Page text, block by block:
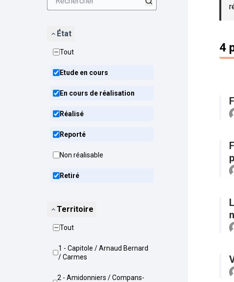
État
Tout
Etude en cours
En cours de réalisation
Réalisé
Reporté
Non réalisable
Retiré
Territoire
Tout
1 - Capitole / Arnaud Bernard
/ Carmes
2 - Amidonniers / Compans-
4